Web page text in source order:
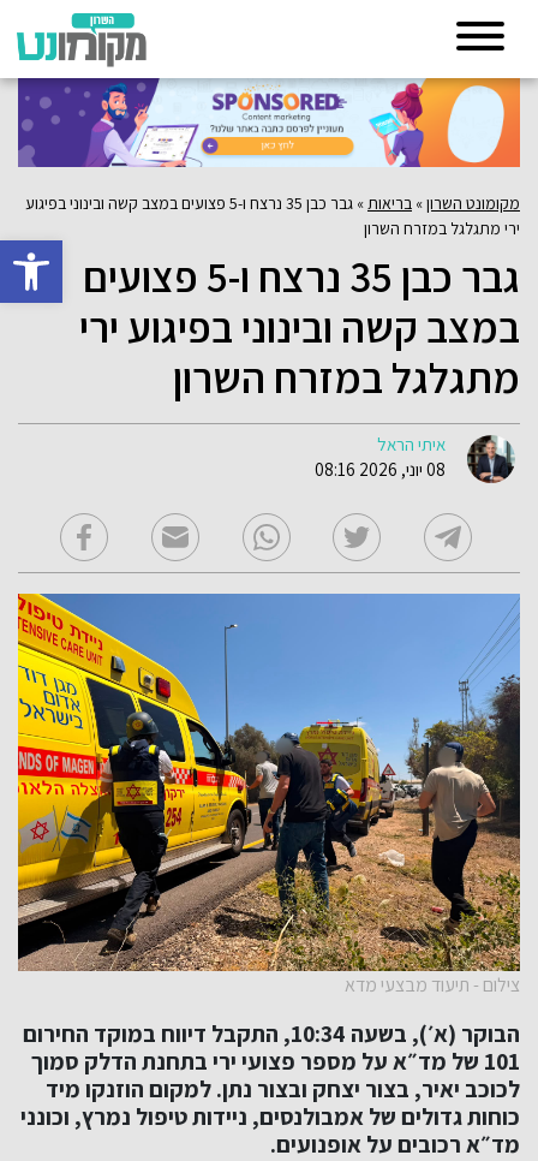
פתח
מקומונט השרון» בריאות »
גבר כבן 35 נרצח ו-5 פצועים במצב קשה ובינוני בפיגוע
ירי מתגלגל במזרח השרון
גבר כבן 35 נרצח ו-5 פצועים
במצב קשה ובינוני בפיגוע ירי
מתגלגל במזרח השרון
איתי הראל
08 יוני, 2026 08:16
צילום - תיעוד מבצעי מדא
הבוקר (א׳), בשעה 10:34, התקבל דיווח במוקד החירום
101 של מד״א על מספר פצועי ירי בתחנת הדלק סמוך
לכוכב יאיר, בצור יצחק ובצור נתן. למקום הוזנקו מיד
כוחות גדולים של אמבולנסים, ניידות טיפול נמרץ, וכונני
מד״א רכובים על אופנועים.